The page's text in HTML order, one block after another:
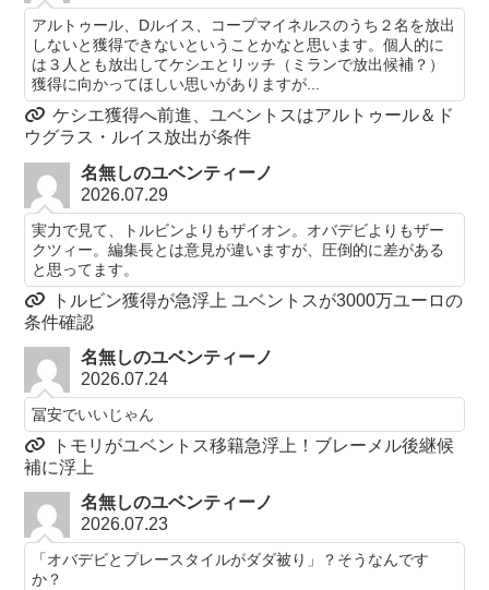
アルトゥール、Dルイス、コープマイネルスのうち２名を放出
しないと獲得できないということかなと思います。個人的に
は３人とも放出してケシエとリッチ（ミランで放出候補？）
獲得に向かってほしい思いがありますが...
ケシエ獲得へ前進、ユベントスはアルトゥール＆ド
ウグラス・ルイス放出が条件
名無しのユベンティーノ
2026.07.29
実力で見て、トルビンよりもザイオン。オバデビよりもザー
クツィー。編集長とは意見が違いますが、圧倒的に差がある
と思ってます。
トルビン獲得が急浮上 ユベントスが3000万ユーロの
条件確認
名無しのユベンティーノ
2026.07.24
冨安でいいじゃん
トモリがユベントス移籍急浮上！ブレーメル後継候
補に浮上
名無しのユベンティーノ
2026.07.23
「オバデビとプレースタイルがダダ被り」？そうなんです
か？